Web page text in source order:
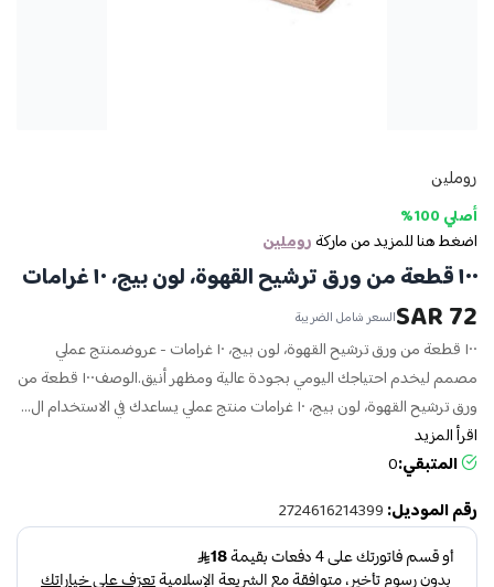
روملين
أصلي 100%
اضغط هنا للمزيد من ماركةروملين
١٠٠ قطعة من ورق ترشيح القهوة، لون بيج، ١٠ غرامات
72 SAR السعر شامل الضريبة
١٠٠ قطعة من ورق ترشيح القهوة، لون بيج، ١٠ غرامات - عروضمنتج عملي
مصمم ليخدم احتياجك اليومي بجودة عالية ومظهر أنيق.الوصف١٠٠ قطعة من
ورق ترشيح القهوة، لون بيج، ١٠ غرامات منتج عملي يساعدك في الاستخدام ال...
اقرأ المزيد
المتبقي:0
رقم الموديل: 2724616214399